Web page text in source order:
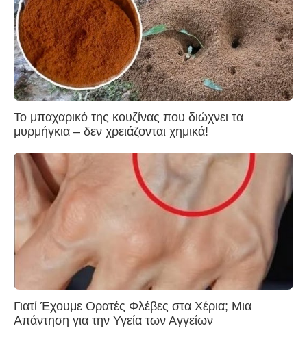
Το μπαχαρικό της κουζίνας που διώχνει τα
μυρμήγκια – δεν χρειάζονται χημικά!
Γιατί Έχουμε Ορατές Φλέβες στα Χέρια; Μια
Απάντηση για την Υγεία των Αγγείων